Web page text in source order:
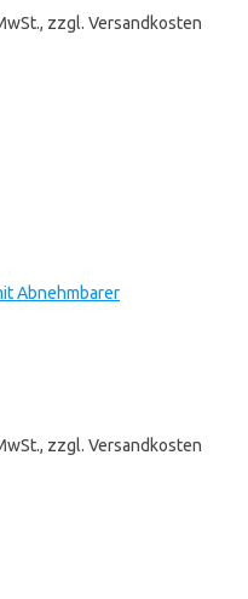
zzgl. Versandkosten
Abnehmbarer
zzgl. Versandkosten